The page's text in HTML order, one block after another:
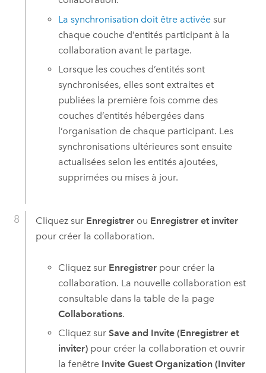
La synchronisation doit être activée sur
chaque couche d’entités participant à la
collaboration avant le partage.
Lorsque les couches d’entités sont
synchronisées, elles sont extraites et
publiées la première fois comme des
couches d’entités hébergées dans
l’organisation de chaque participant. Les
synchronisations ultérieures sont ensuite
actualisées selon les entités ajoutées,
supprimées ou mises à jour.
Cliquez sur Enregistrerou Enregistrer et inviter
pour créer la collaboration.
Cliquez sur Enregistrer pour créer la
collaboration. La nouvelle collaboration est
consultable dans la table de la page
Collaborations.
Cliquez surSave and Invite (Enregistrer et
inviter) pour créer la collaboration et ouvrir
la fenêtre Invite Guest Organization (Inviter